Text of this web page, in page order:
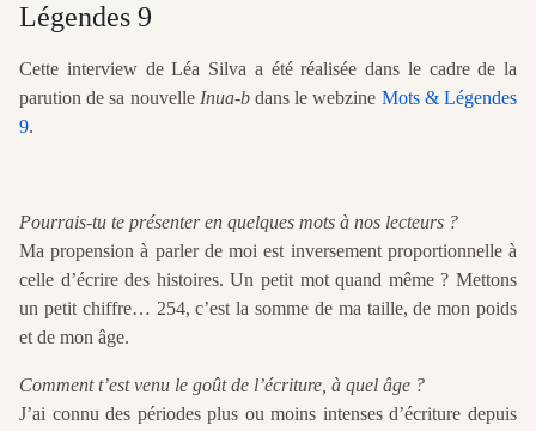
Légendes 9
Cette interview de Léa Silva a été réalisée dans le cadre de la
parution de sa nouvelle Inua-bdans le webzine Mots & Légendes
9.
Pourrais-tu te présenter en quelques mots à nos lecteurs ?
Ma propension à parler de moi est inversement proportionnelle à
celle d’écrire des histoires. Un petit mot quand même ? Mettons
un petit chiffre… 254, c’est la somme de ma taille, de mon poids
et de mon âge.
Comment t’est venu le goût de l’écriture, à quel âge ?
J’ai connu des périodes plus ou moins intenses d’écriture depuis